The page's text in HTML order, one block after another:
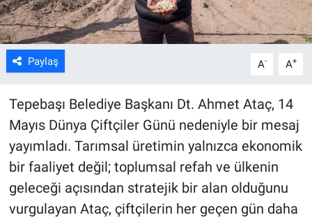
Paylaş A- A+
Tepebaşı Belediye Başkanı Dt. Ahmet Ataç, 14
Mayıs Dünya Çiftçiler Günü nedeniyle bir mesaj
yayımladı. Tarımsal üretimin yalnızca ekonomik
bir faaliyet değil; toplumsal refah ve ülkenin
geleceği açısından stratejik bir alan olduğunu
vurgulayan Ataç, çiftçilerin her geçen gün daha